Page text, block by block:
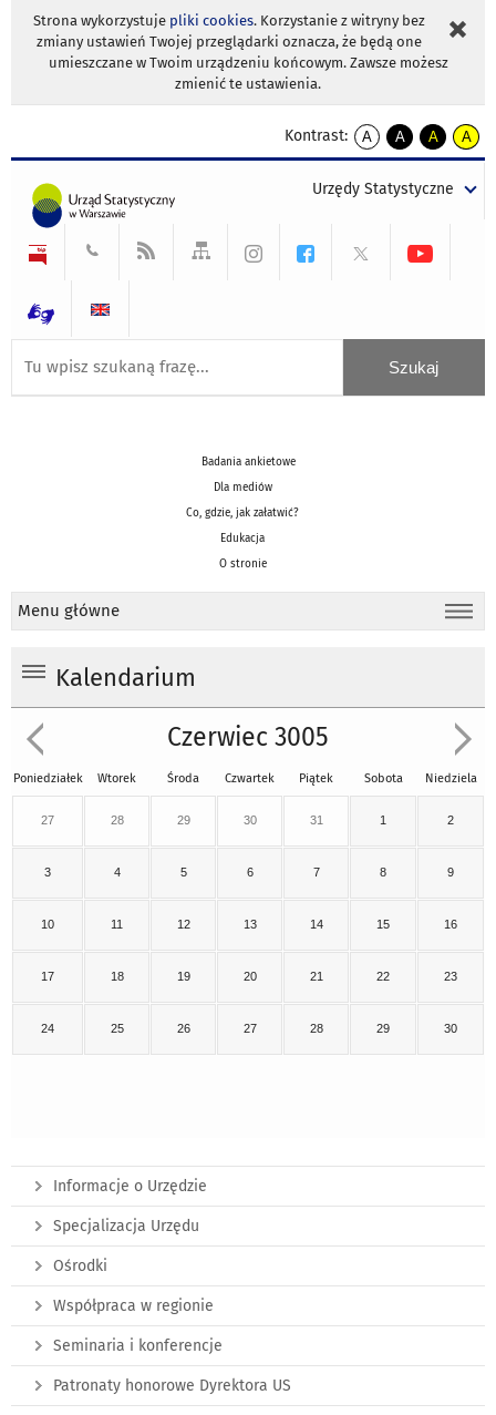
Strona wykorzystuje pliki cookies. Korzystanie z witryny bez
zmiany ustawień Twojej przeglądarki oznacza, że będą one
umieszczane w Twoim urządzeniu końcowym. Zawsze możesz
zmienić te ustawienia.
Kontrast:
A
kontrast
A
kontrast
tekst
czarnym
A
kontrast
tekst
czarnym
A
tekst
żółtym
Urzędy Statystyczne
Badania ankietowe
Dla mediów
Co, gdzie, jak załatwić?
Edukacja
O stronie
Menu główne
Kalendarium
Czerwiec 3005
Poniedziałek Wtorek Środa Czwartek Piątek Sobota Niedziela
27 28 29 30 31 1 2
3 4 5 6 7 8 9
10 11 12 13 14 15 16
17 18 19 20 21 22 23
24 25 26 27 28 29 30
Informacje o Urzędzie
Specjalizacja Urzędu
Ośrodki
Współpraca w regionie
Seminaria i konferencje
Patronaty honorowe Dyrektora US